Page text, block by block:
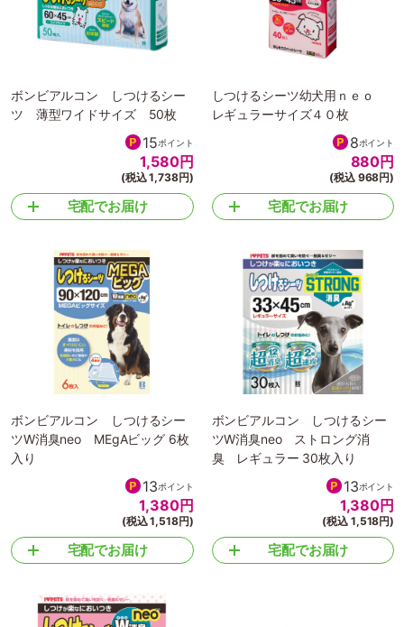
ボンビアルコン しつけるシー
ツ 薄型ワイドサイズ 50枚
15ポイント
1,580円
(税込 1,738円)
宅配でお届け
しつけるシーツ幼犬用ｎｅｏ
レギュラーサイズ４０枚
8ポイント
880円
(税込 968円)
宅配でお届け
ボンビアルコン しつけるシー
ツW消臭neo MEgAビッグ 6枚
入り
13ポイント
1,380円
(税込 1,518円)
宅配でお届け
ボンビアルコン しつけるシー
ツW消臭neo ストロング消
臭 レギュラー 30枚入り
13ポイント
1,380円
(税込 1,518円)
宅配でお届け